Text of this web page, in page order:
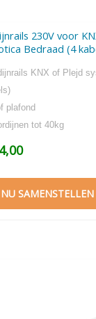
230V voor
Bedraad (4
KNX of Plejd
plafond
tot 40kg